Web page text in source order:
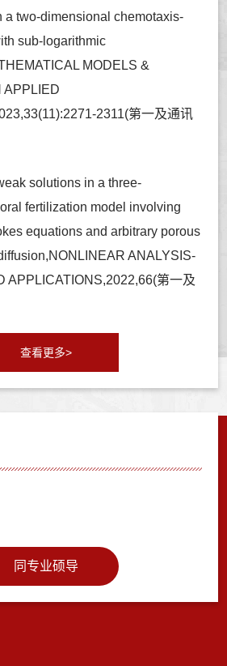
a two-dimensional chemotaxis-
sub-logarithmic
MODELS &
APPLIED
2311(第一及通讯
solutions in a three-
fertilization model involving
equations and arbitrary porous
ANALYSIS-
APPLICATIONS,2022,66(第一及
查看更多>
同专业硕导